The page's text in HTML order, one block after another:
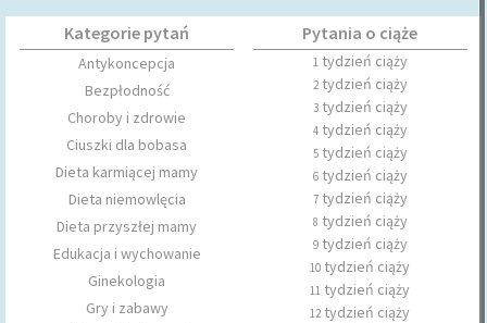
Kategorie pytań
Antykoncepcja
Bezpłodność
Choroby i zdrowie
Ciuszki dla bobasa
Dieta karmiącej mamy
Dieta niemowlęcia
Dieta przyszłej mamy
Edukacja i wychowanie
Ginekologia
Gry i zabawy
Pytania o ciąże
1tydzień ciąży
2tydzień ciąży
3tydzień ciąży
4tydzień ciąży
5tydzień ciąży
6tydzień ciąży
7tydzień ciąży
8 tydzień ciąży
9tydzień ciąży
10 tydzień ciąży
11 tydzień ciąży
12tydzień ciąży